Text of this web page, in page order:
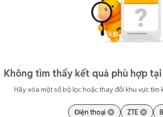
Không tìm thấy kết quả phù hợp tại
Hãy xóa một số bộ lọc hoặc thay đổi khu vực tìm
Điện thoại ZTE